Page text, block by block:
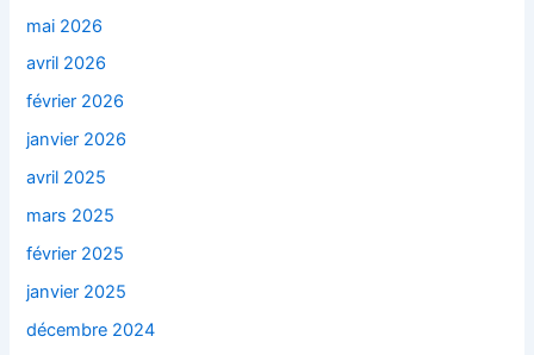
mai 2026
avril 2026
février 2026
janvier 2026
avril 2025
mars 2025
février 2025
janvier 2025
décembre 2024